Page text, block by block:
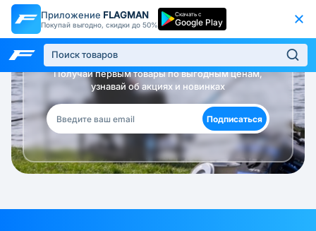
Приложение FLAGMAN
Покупай выгодно, скидки до 50%
Скачать с
Google Play
Будь в курсе!
Получай первым товары по выгодным ценам,
узнавай об акциях и новинках
Подписаться